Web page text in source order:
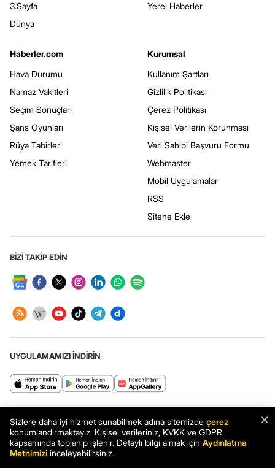
3.Sayfa
Dünya
Yerel Haberler
Haberler.com
Hava Durumu
Namaz Vakitleri
Seçim Sonuçları
Şans Oyunları
Rüya Tabirleri
Yemek Tarifleri
Kurumsal
Kullanım Şartları
Gizlilik Politikası
Çerez Politikası
Kişisel Verilerin Korunması
Veri Sahibi Başvuru Formu
Webmaster
Mobil Uygulamalar
RSS
Sitene Ekle
BİZİ TAKİP EDİN
UYGULAMAMIZI İNDİRİN
ve en güncel gelişmeler Haberler.com’da.
×
Sizlere daha iyi hizmet sunabilmek adına sitemizde çerez
konumlandırmaktayız. Kişisel verileriniz, KVKK ve GDPR
kapsamında toplanıp işlenir. Detaylı bilgi almak için Aydınlatma
Metnimizi inceleyebilirsiniz.